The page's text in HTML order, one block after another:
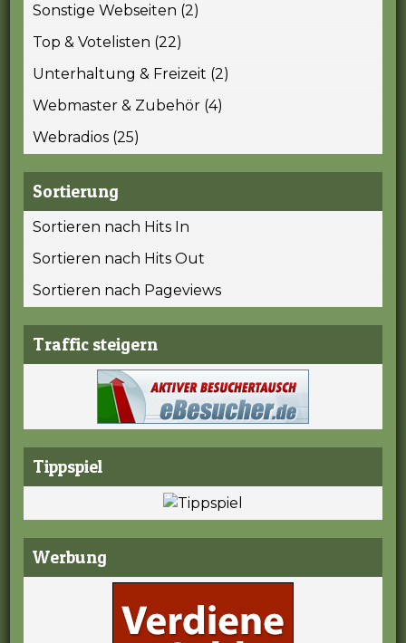
Sonstige Webseiten (2)
Top & Votelisten (22)
Unterhaltung & Freizeit (2)
Webmaster & Zubehör (4)
Webradios (25)
Sortierung
Sortieren nach Hits In
Sortieren nach Hits Out
Sortieren nach Pageviews
Traffic steigern
Tippspiel
Werbung